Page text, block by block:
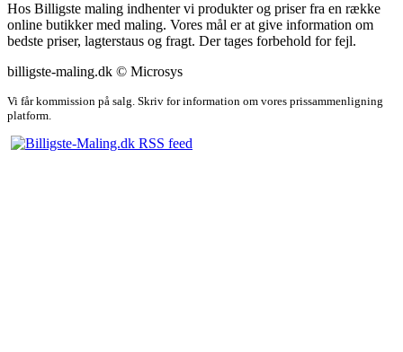
Hos Billigste maling indhenter vi produkter og priser fra en række
online butikker med maling. Vores mål er at give information om
bedste priser, lagterstaus og fragt. Der tages forbehold for fejl.
billigste-maling.dk © Microsys
Vi får kommission på salg. Skriv for information om vores prissammenligning
platform.